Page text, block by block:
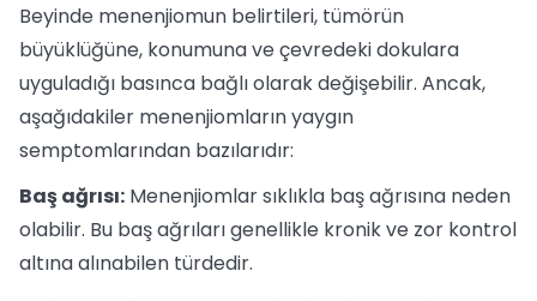
Beyinde menenjiomun belirtileri, tümörün
büyüklüğüne, konumuna ve çevredeki dokulara
uyguladığı basınca bağlı olarak değişebilir. Ancak,
aşağıdakiler menenjiomların yaygın
semptomlarından bazılarıdır:
Baş ağrısı: Menenjiomlar sıklıkla baş ağrısına neden
olabilir. Bu baş ağrıları genellikle kronik ve zor kontrol
altına alınabilen türdedir.